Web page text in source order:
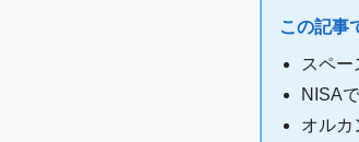
この記事
スペ
NISA
オルカ